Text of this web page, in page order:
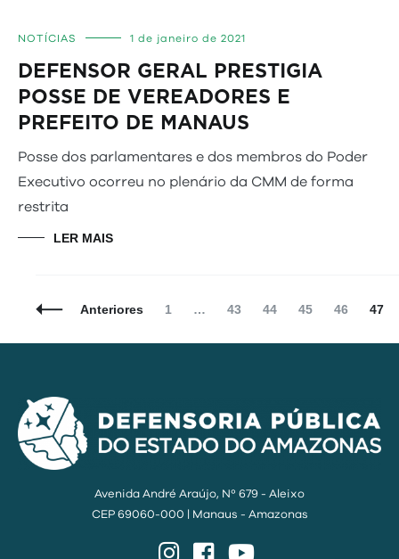
NOTÍCIAS 1 de janeiro de 2021
DEFENSOR GERAL PRESTIGIA
POSSE DE VEREADORES E
PREFEITO DE MANAUS
Posse dos parlamentares e dos membros do Poder
Executivo ocorreu no plenário da CMM de forma
restrita
LER MAIS
NavegaçãoAnteriores Página
1 … Página
43 Página
44 Página
45 Página
46 47
Avenida André Araújo, Nº 679 - Aleixo
CEP 69060-000 | Manaus - Amazonas
InstagramFacebook